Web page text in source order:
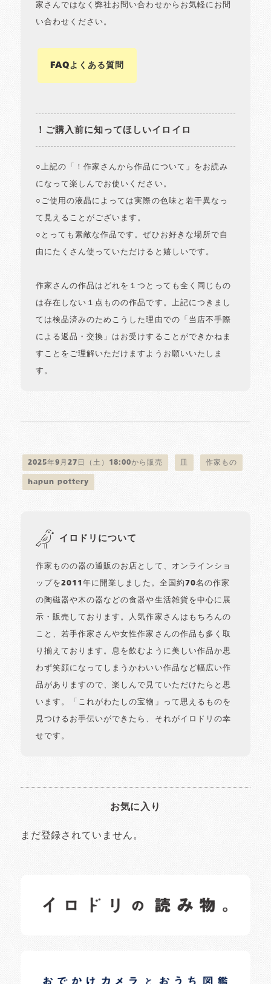
家さんではなく弊社お問い合わせからお気軽にお問
い合わせください。
FAQよくある質問
！ご購入前に知ってほしいイロイロ
○上記の「！作家さんから作品について」をお読み
になって楽しんでお使いください。
○ご使用の液晶によっては実際の色味と若干異なっ
て見えることがございます。
○とっても素敵な作品です。ぜひお好きな場所で自
由にたくさん使っていただけると嬉しいです。
作家さんの作品はどれを１つとっても全く同じもの
は存在しない１点ものの作品です。上記につきまし
ては検品済みのためこうした理由での「当店不手際
による返品・交換」はお受けすることができかねま
すことをご理解いただけますようお願いいたしま
す。
2025年9月27日（土）18:00から販売 作家もの
hapun pottery
イロドリについて
作家ものの器の通販のお店として、オンラインショ
ップを2011年に開業しました。全国約70名の作家
の陶磁器や木の器などの食器や生活雑貨を中心に展
示・販売しております。人気作家さんはもちろんの
こと、若手作家さんや女性作家さんの作品も多く取
り揃えております。息を飲むように美しい作品か思
わず笑顔になってしまうかわいい作品など幅広い作
品がありますので、楽しんで見ていただけたらと思
います。「これがわたしの宝物」って思えるものを
見つけるお手伝いができたら、それがイロドリの幸
せです。
お気に入り
まだ登録されていません。
日常の様子など随時更新中です。
日常の様子など随時更新中です。